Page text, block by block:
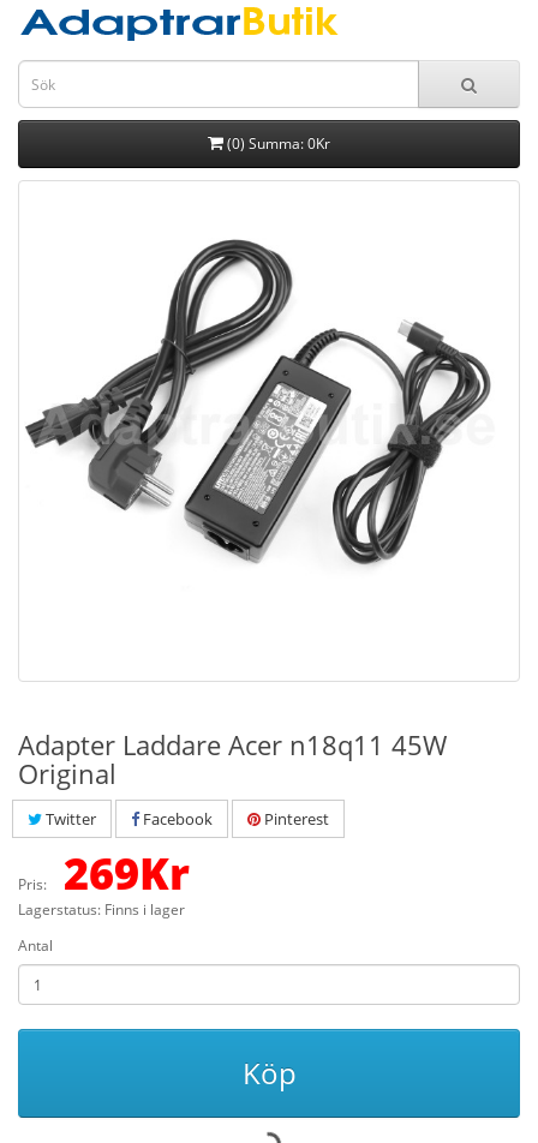
(0) Summa: 0Kr
Adapter Laddare Acer n18q11 45W
Original
Twitter Facebook Pinterest
Pris: 269Kr
Lagerstatus: Finns i lager
Antal
Köp